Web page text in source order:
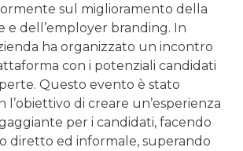
sul miglioramento della
e dell’employer branding. In
ha organizzato un incontro
con i potenziali candidati
Questo evento è stato
di creare un’esperienza
per i candidati, facendo
diretto ed informale, superando